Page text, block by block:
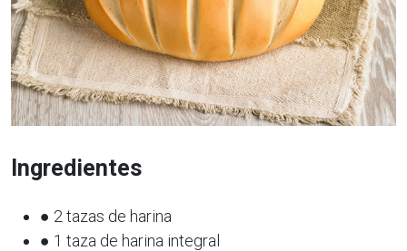
Ingredientes
● 2 tazas de harina
● 1 taza de harina integral